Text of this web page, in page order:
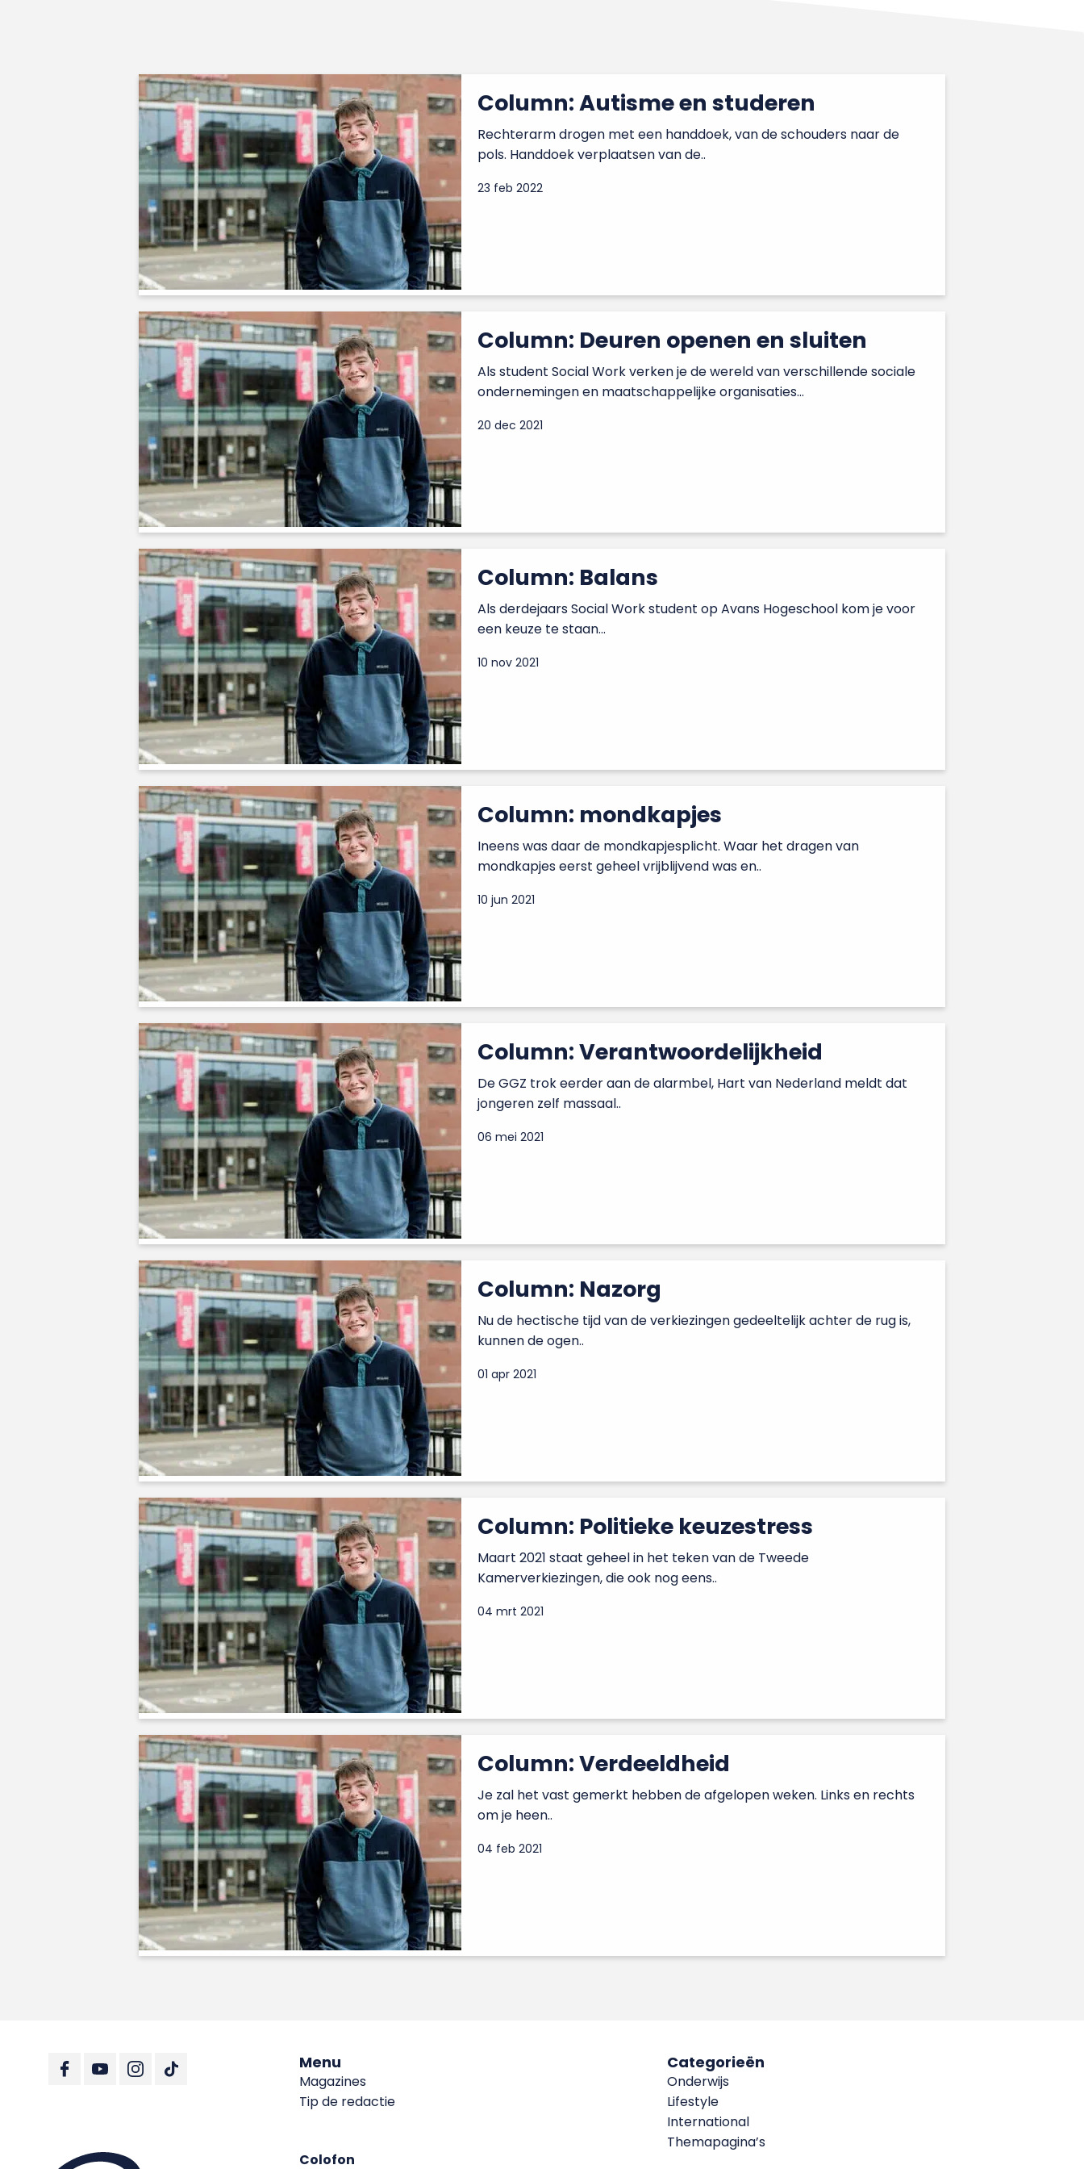
Column: Autisme en studeren
Rechterarm drogen met een handdoek, van de schouders naar de
pols. Handdoek verplaatsen van de..
23 feb 2022
Column: Deuren openen en sluiten
Als student Social Work verken je de wereld van verschillende sociale
ondernemingen en maatschappelijke organisaties...
20 dec 2021
Column: Balans
Als derdejaars Social Work student op Avans Hogeschool kom je voor
een keuze te staan...
10 nov 2021
Column: mondkapjes
Ineens was daar de mondkapjesplicht. Waar het dragen van
mondkapjes eerst geheel vrijblijvend was en..
10 jun 2021
Column: Verantwoordelijkheid
De GGZ trok eerder aan de alarmbel, Hart van Nederland meldt dat
jongeren zelf massaal..
06 mei 2021
Column: Nazorg
Nu de hectische tijd van de verkiezingen gedeeltelijk achter de rug is,
kunnen de ogen..
01 apr 2021
Column: Politieke keuzestress
Maart 2021 staat geheel in het teken van de Tweede
Kamerverkiezingen, die ook nog eens..
04 mrt 2021
Column: Verdeeldheid
Je zal het vast gemerkt hebben de afgelopen weken. Links en rechts
om je heen..
04 feb 2021
Menu
Magazines
Tip de redactie
Categorieën
Onderwijs
Lifestyle
International
Themapagina’s
Colofon